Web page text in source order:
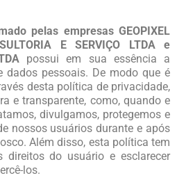
pelas empresas GEOPIXEL
E SERVIÇO LTDA e
possui em sua essência a
dados pessoais. De modo que é
desta política de privacidade,
e transparente, como, quando e
divulgamos, protegemos e
nossos usuários durante e após
Além disso, esta política tem
do usuário e esclarecer
los.